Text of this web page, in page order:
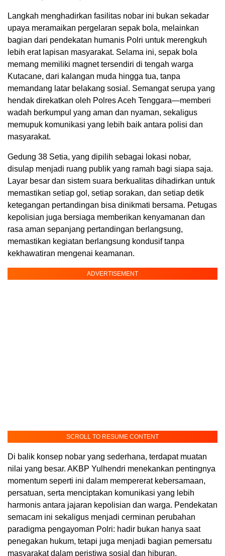
Langkah menghadirkan fasilitas nobar ini bukan sekadar
upaya meramaikan pergelaran sepak bola, melainkan
bagian dari pendekatan humanis Polri untuk merengkuh
lebih erat lapisan masyarakat. Selama ini, sepak bola
memang memiliki magnet tersendiri di tengah warga
Kutacane, dari kalangan muda hingga tua, tanpa
memandang latar belakang sosial. Semangat serupa yang
hendak direkatkan oleh Polres Aceh Tenggara—memberi
wadah berkumpul yang aman dan nyaman, sekaligus
memupuk komunikasi yang lebih baik antara polisi dan
masyarakat.
Gedung 38 Setia, yang dipilih sebagai lokasi nobar,
disulap menjadi ruang publik yang ramah bagi siapa saja.
Layar besar dan sistem suara berkualitas dihadirkan untuk
memastikan setiap gol, setiap sorakan, dan setiap detik
ketegangan pertandingan bisa dinikmati bersama. Petugas
kepolisian juga bersiaga memberikan kenyamanan dan
rasa aman sepanjang pertandingan berlangsung,
memastikan kegiatan berlangsung kondusif tanpa
kekhawatiran mengenai keamanan.
ADVERTISEMENT
SCROLL TO RESUME CONTENT
Di balik konsep nobar yang sederhana, terdapat muatan
nilai yang besar. AKBP Yulhendri menekankan pentingnya
momentum seperti ini dalam mempererat kebersamaan,
persatuan, serta menciptakan komunikasi yang lebih
harmonis antara jajaran kepolisian dan warga. Pendekatan
semacam ini sekaligus menjadi cerminan perubahan
paradigma pengayoman Polri: hadir bukan hanya saat
penegakan hukum, tetapi juga menjadi bagian pemersatu
masyarakat dalam peristiwa sosial dan hiburan.